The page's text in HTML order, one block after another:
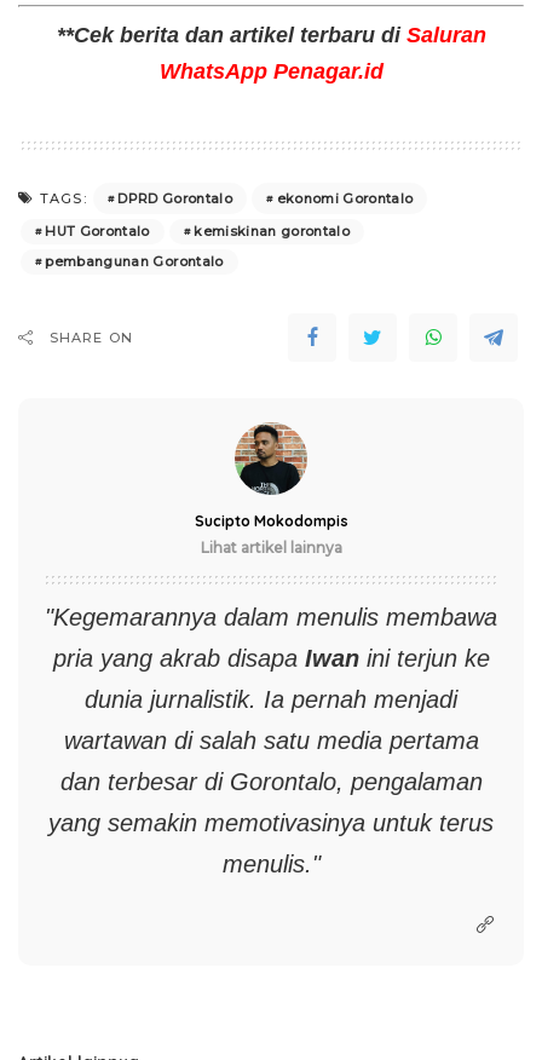
**Cek berita dan artikel terbaru di Saluran
WhatsApp Penagar.id
TAGS: DPRD Gorontalo
ekonomi Gorontalo
HUT Gorontalo
kemiskinan gorontalo
pembangunan Gorontalo
SHARE ON
Sucipto Mokodompis
Lihat artikel lainnya
"Kegemarannya dalam menulis membawa
pria yang akrab disapa Iwanini terjun ke
dunia jurnalistik. Ia pernah menjadi
wartawan di salah satu media pertama
dan terbesar di Gorontalo, pengalaman
yang semakin memotivasinya untuk terus
menulis."